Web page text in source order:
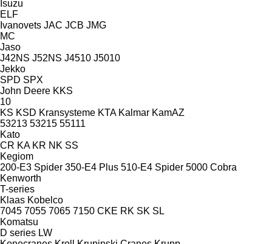
Isuzu
ELF
Ivanovets JAC JCB JMG
MC
Jaso
J42NS J52NS J4510 J5010
Jekko
SPD SPX
John Deere KKS
10
KS KSD Kransysteme KTA Kalmar KamAZ
53213 53215 55111
Kato
CR KA KR NK SS
Kegiom
200-E3 Spider 350-E4 Plus 510-E4 Spider 5000 Cobra
Kenworth
T-series
Klaas Kobelco
7045 7055 7065 7150 CKE RK SK SL
Komatsu
D series LW